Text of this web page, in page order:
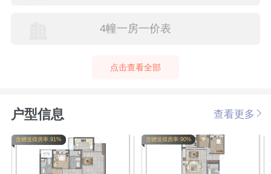
4幢一房一价表
点击查看全部
户型信息 查看更多
含赠送得房率:91% 含赠送得房率:90%